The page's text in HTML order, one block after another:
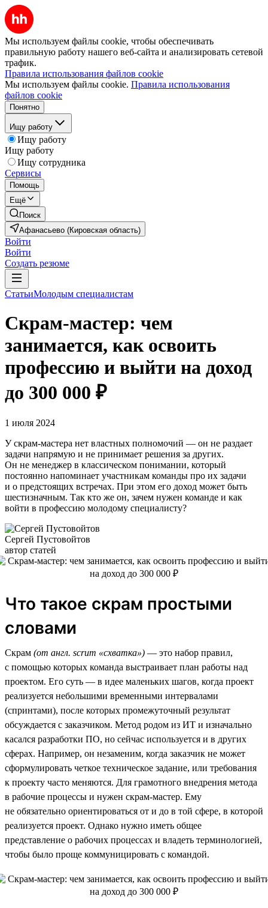
Мы используем файлы cookie, чтобы обеспечивать
правильную работу нашего веб-сайта и анализировать сетевой
трафик.
Правила использования файлов cookie
Мы используем файлы cookie. Правила использования
файлов cookie
Понятно
Ищу работу
Ищу работу
Ищу работу
Ищу сотрудника
Сервисы
Помощь
Ещё
Поиск
Афанасьево (Кировская область)
Войти
Войти
Создать резюме
СтатьиМолодым специалистам
Скрам-мастер: чем
занимается, как освоить
профессию и выйти на доход
до 300 000 ₽
1 июля 2024
У скрам-мастера нет властных полномочий — он не раздает
задачи напрямую и не принимает решения за других.
Он не менеджер в классическом понимании, который
постоянно напоминает участникам команды про их задачи
и о предстоящих встречах. При этом его доход может быть
шестизначным. Так кто же он, зачем нужен команде и как
войти в профессию молодому специалисту?
Сергей Пустовойтов
автор статей
Что такое скрам простыми
словами
Скрам (от англ. scrum «схватка») — это набор правил,
с помощью которых команда выстраивает план работы над
проектом. Его суть — в идее маленьких шагов, когда проект
реализуется небольшими временными интервалами
(спринтами), после которых промежуточный результат
обсуждается с заказчиком. Метод родом из ИТ и изначально
касался разработки ПО, но сейчас используется и в других
сферах. Например, он незаменим, когда заказчик не может
сформулировать четкое техническое задание, или требования
к проекту часто меняются. Для грамотного внедрения метода
в рабочие процессы и нужен скрам-мастер. Ему
не обязательно ориентироваться от и до в той сфере, в которой
реализуется проект. Однако нужно иметь общее
представление о рабочих процессах и владеть терминологией,
чтобы было проще коммуницировать с командой.